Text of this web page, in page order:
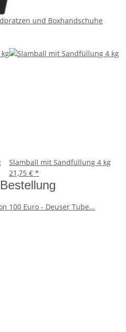
und Boxhandschuhe
Slamball mit Sandfüllung 4 kg
21,75 € *